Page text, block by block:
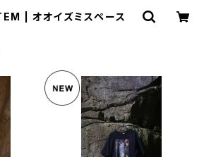
| オオイズミスペース